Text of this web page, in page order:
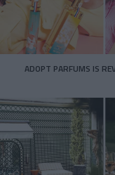
ADOPT PARFUMS IS